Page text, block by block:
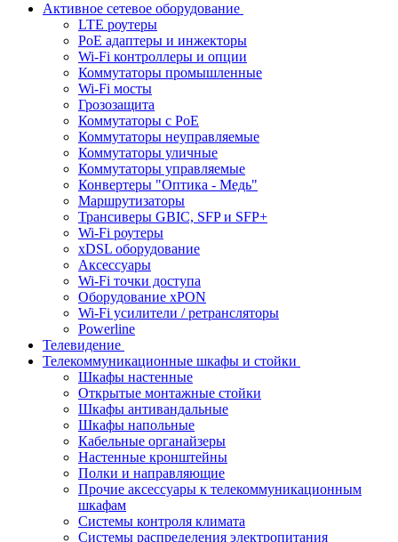
Активное сетевое оборудование
LTE роутеры
PoE адаптеры и инжекторы
Wi-Fi контроллеры и опции
Коммутаторы промышленные
Wi-Fi мосты
Грозозащита
Коммутаторы c PoE
Коммутаторы неуправляемые
Коммутаторы уличные
Коммутаторы управляемые
Конвертеры "Оптика - Медь"
Маршрутизаторы
Трансиверы GBIC, SFP и SFP+
Wi-Fi роутеры
xDSL оборудование
Аксессуары
Wi-Fi точки доступа
Оборудование хPON
Wi-Fi усилители / ретрансляторы
Powerline
Телевидение
Телекоммуникационные шкафы и стойки
Шкафы настенные
Открытые монтажные стойки
Шкафы антивандальные
Шкафы напольные
Кабельные органайзеры
Настенные кронштейны
Полки и направляющие
Прочие аксессуары к телекоммуникационным
шкафам
Системы контроля климата
Системы распределения электропитания